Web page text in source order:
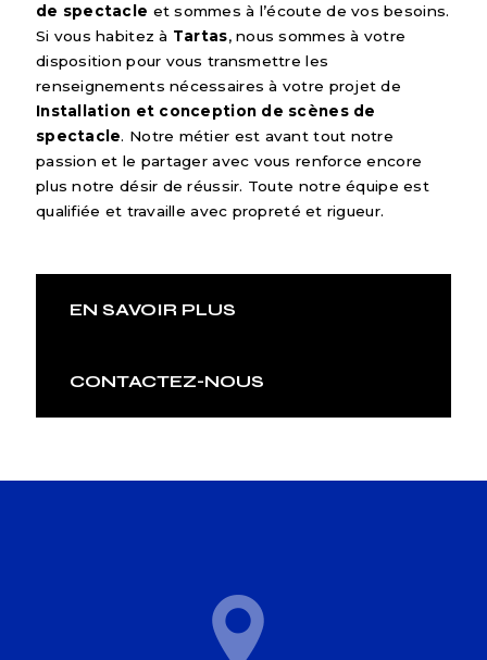
de spectacle et sommes à l’écoute de vos besoins.
Si vous habitez à Tartas, nous sommes à votre
disposition pour vous transmettre les
renseignements nécessaires à votre projet de
Installation et conception de scènes de
spectacle. Notre métier est avant tout notre
passion et le partager avec vous renforce encore
plus notre désir de réussir. Toute notre équipe est
qualifiée et travaille avec propreté et rigueur.
EN SAVOIR PLUS
CONTACTEZ-NOUS